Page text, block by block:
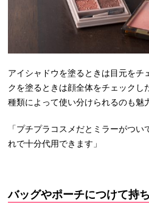
アイシャドウを塗るときは目元をチ
クを塗るときは顔全体をチェック
種類によって使い分けられるのも魅
「プチプラコスメだとミラーがつ
れで十分代用できます」
バッグやポーチにつけて持